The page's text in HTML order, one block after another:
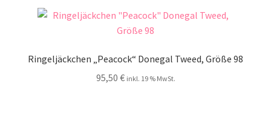
Ringeljäckchen „Peacock“ Donegal Tweed, Größe 98
95,50 € inkl. 19 % MwSt.